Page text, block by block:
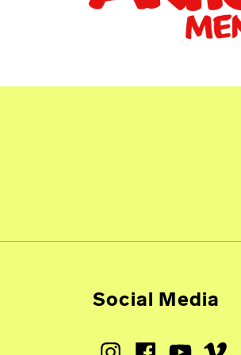
Social Media
InstagramFacebookYoutubeVimeo